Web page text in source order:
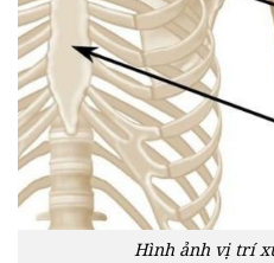
Hình ảnh vị trí